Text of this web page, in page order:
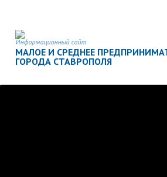
Информационный сайт
МАЛОЕ И СРЕДНЕЕ
ГОРОДА СТАВРОПОЛЯ